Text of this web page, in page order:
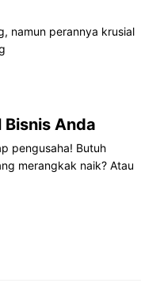
namun perannya krusial
Anda
pengusaha! Butuh
merangkak naik? Atau